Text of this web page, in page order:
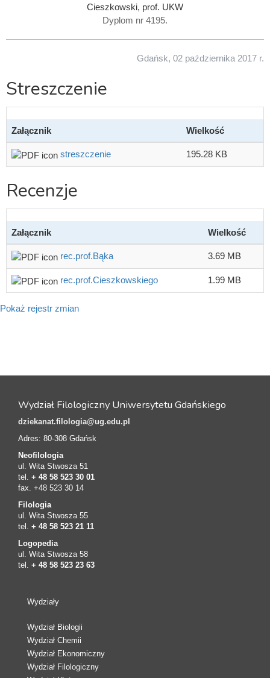
Cieszkowski, prof. UKW
Dyplom nr 4195.
Gdańsk, 02 października 2017 r.
Streszczenie
Załącznik Wielkość
streszczenie 195.28 KB
Recenzje
Załącznik Wielkość
rec.prof.Bąka 3.69 MB
rec.prof.Cieszkowskiego 1.99 MB
Pokaż rejestr zmian
Wydział Filologiczny Uniwersytetu Gdańskiego
dziekanat.filologia@ug.edu.pl
Adres: 80-308 Gdańsk
Neofilologia
ul. Wita Stwosza 51
tel. + 48 58 523 30 01
fax. +48 523 30 14
Filologia
ul. Wita Stwosza 55
tel. + 48 58 523 21 11
Logopedia
ul. Wita Stwosza 58
tel. + 48 58 523 23 63
Wydziały
Wydział Biologii
Wydział Chemii
Wydział Ekonomiczny
Wydział Filologiczny